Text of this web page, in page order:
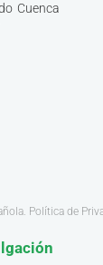
Cuenca
Política de